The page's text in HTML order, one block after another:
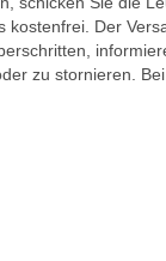
kostenfrei. Der
zu stornieren.